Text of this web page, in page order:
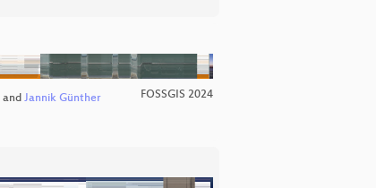
and Jannik Günther FOSSGIS 2024